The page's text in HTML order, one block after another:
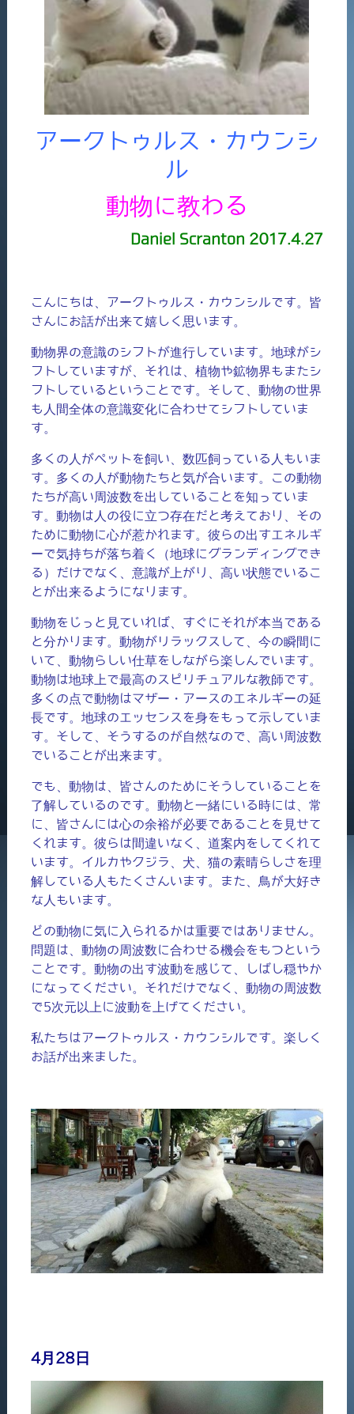
アークトゥルス・カウンシ
ル
動物に教わる
Daniel Scranton 2017.4.27
こんにちは、アークトゥルス・カウンシルです。皆
さんにお話が出来て嬉しく思います。
動物界の意識のシフトが進行しています。地球がシ
フトしていますが、それは、植物や鉱物界もまたシ
フトしているということです。そして、動物の世界
も人間全体の意識変化に合わせてシフトしていま
す。
多くの人がペットを飼い、数匹飼っている人もいま
す。多くの人が動物たちと気が合います。この動物
たちが高い周波数を出していることを知っていま
す。動物は人の役に立つ存在だと考えており、その
ために動物に心が惹かれます。彼らの出すエネルギ
ーで気持ちが落ち着く（地球にグランディングでき
る）だけでなく、意識が上がり、高い状態でいるこ
とが出来るようになります。
動物をじっと見ていれば、すぐにそれが本当である
と分かります。動物がリラックスして、今の瞬間に
いて、動物らしい仕草をしながら楽しんでいます。
動物は地球上で最高のスピリチュアルな教師です。
多くの点で動物はマザー・アースのエネルギーの延
長です。地球のエッセンスを身をもって示していま
す。そして、そうするのが自然なので、高い周波数
でいることが出来ます。
でも、動物は、皆さんのためにそうしていることを
了解しているのです。動物と一緒にいる時には、常
に、皆さんには心の余裕が必要であることを見せて
くれます。彼らは間違いなく、道案内をしてくれて
います。イルカやクジラ、犬、猫の素晴らしさを理
解している人もたくさんいます。また、鳥が大好き
な人もいます。
どの動物に気に入られるかは重要ではありません。
問題は、動物の周波数に合わせる機会をもつという
ことです。動物の出す波動を感じて、しばし穏やか
になってください。それだけでなく、動物の周波数
で5次元以上に波動を上げてください。
私たちはアークトゥルス・カウンシルです。楽しく
お話が出来ました。
4月28日